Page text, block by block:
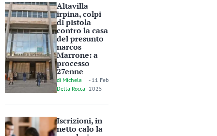
Altavilla
irpina, colpi
di pistola
contro la casa
del presunto
narcos
Marrone: a
processo
27enne
di Michela
Della Rocca
- 11 Feb
2025
Iscrizioni, in
netto calo la